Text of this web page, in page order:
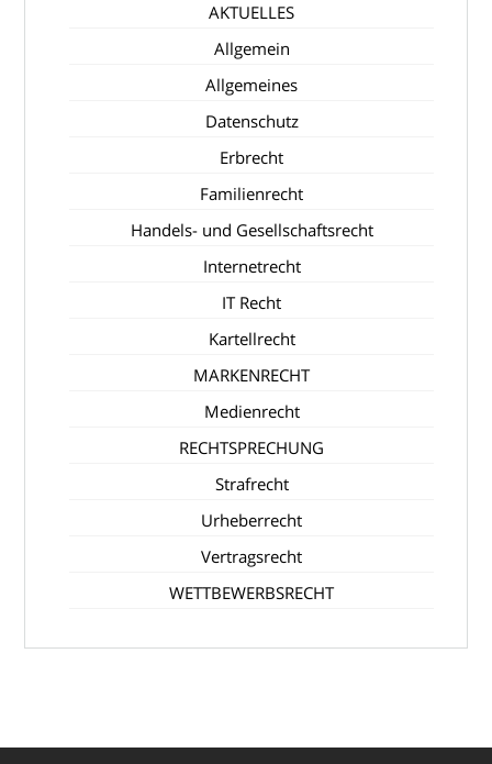
AKTUELLES
Allgemein
Allgemeines
Datenschutz
Erbrecht
Familienrecht
Handels- und Gesellschaftsrecht
Internetrecht
IT Recht
Kartellrecht
MARKENRECHT
Medienrecht
RECHTSPRECHUNG
Strafrecht
Urheberrecht
Vertragsrecht
WETTBEWERBSRECHT